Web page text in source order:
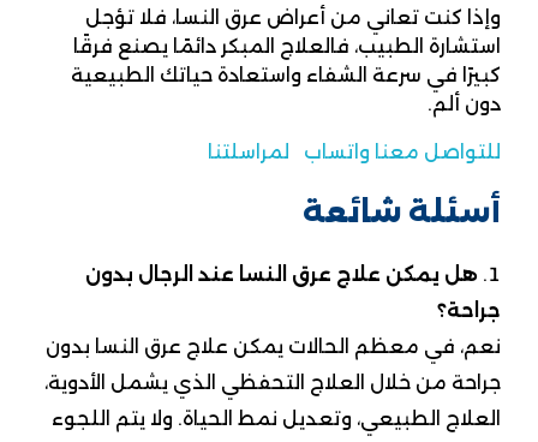
وإذا كنت تعاني من أعراض عرق النسا، فلا تؤجل
استشارة الطبيب، فالعلاج المبكر دائمًا يصنع فرقًا
كبيرًا في سرعة الشفاء واستعادة حياتك الطبيعية
دون ألم.
للتواصل معنا واتساب لمراسلتنا
أسئلة شائعة
هل يمكن علاج عرق النسا عند الرجال بدون
جراحة؟
نعم، في معظم الحالات يمكن علاج عرق النسا بدون
جراحة من خلال العلاج التحفظي الذي يشمل الأدوية،
العلاج الطبيعي، وتعديل نمط الحياة. ولا يتم اللجوء